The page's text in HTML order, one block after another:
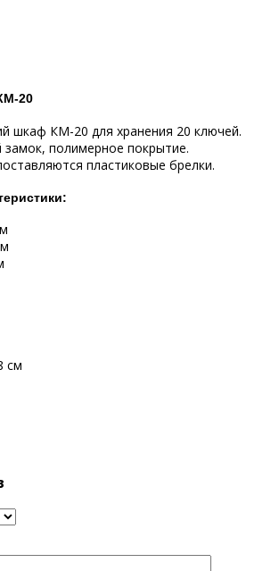
20
шкаф КM-20 для хранения 20 ключей.
замок, полимерное покрытие.
пластиковые брелки.
см